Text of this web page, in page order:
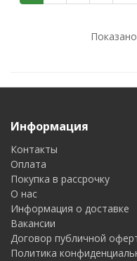
Информация
Контакты
Оплата
Покупка в рассрочку
О нас
Информация о доставке
Вакансии
Договор публичной
Политика